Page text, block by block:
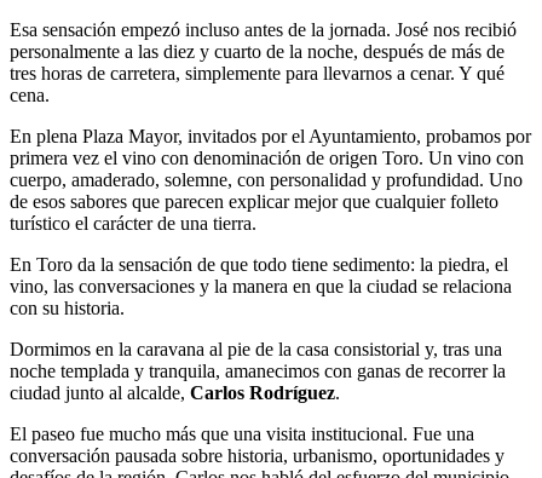
Esa sensación empezó incluso antes de la jornada. José nos recibió
personalmente a las diez y cuarto de la noche, después de más de
tres horas de carretera, simplemente para llevarnos a cenar. Y qué
cena.
En plena Plaza Mayor, invitados por el Ayuntamiento, probamos por
primera vez el vino con denominación de origen Toro. Un vino con
cuerpo, amaderado, solemne, con personalidad y profundidad. Uno
de esos sabores que parecen explicar mejor que cualquier folleto
turístico el carácter de una tierra.
En Toro da la sensación de que todo tiene sedimento: la piedra, el
vino, las conversaciones y la manera en que la ciudad se relaciona
con su historia.
Dormimos en la caravana al pie de la casa consistorial y, tras una
noche templada y tranquila, amanecimos con ganas de recorrer la
ciudad junto al alcalde, Carlos Rodríguez.
El paseo fue mucho más que una visita institucional. Fue una
conversación pausada sobre historia, urbanismo, oportunidades y